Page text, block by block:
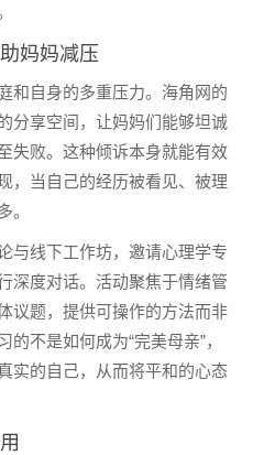
妈妈减压
和自身的多重压力。海角网的
分享空间，让妈妈们能够坦诚
失败。这种倾诉本身就能有效
，当自己的经历被看见、被理
。
与线下工作坊，邀请心理学专
深度对话。活动聚焦于情绪管
议题，提供可操作的方法而非
不是如何成为“完美母亲”，
实的自己，从而将平和的心态